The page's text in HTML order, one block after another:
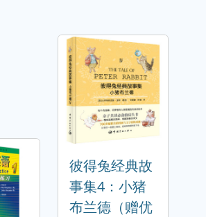
彼得兔经典故
事集4：小猪
布兰德（赠优